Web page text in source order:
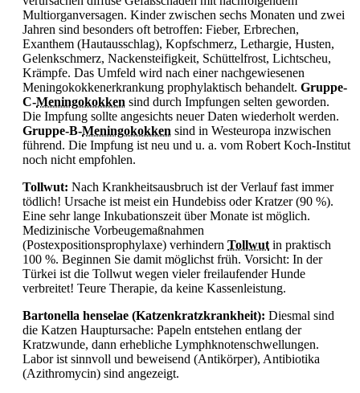
Multiorganversagen. Kinder zwischen sechs Monaten und zwei
Jahren sind besonders oft betroffen: Fieber, Erbrechen,
Exanthem (Hautausschlag), Kopfschmerz, Lethargie, Husten,
Gelenkschmerz, Nackensteifigkeit, Schüttelfrost, Lichtscheu,
Krämpfe. Das Umfeld wird nach einer nachgewiesenen
Meningokokkenerkrankung prophylaktisch behandelt. Gruppe-
C-Meningokokken sind durch Impfungen selten geworden.
Die Impfung sollte angesichts neuer Daten wiederholt werden.
Gruppe-B-Meningokokken sind in Westeuropa inzwischen
führend. Die Impfung ist neu und u. a. vom Robert Koch-Institut
noch nicht empfohlen.
Tollwut: Nach Krankheitsausbruch ist der Verlauf fast immer
tödlich! Ursache ist meist ein Hundebiss oder Kratzer (90 %).
Eine sehr lange Inkubationszeit über Monate ist möglich.
Medizinische Vorbeugemaßnahmen
(Postexpositionsprophylaxe) verhindern Tollwut in praktisch
100 %. Beginnen Sie damit möglichst früh. Vorsicht: In der
Türkei ist die Tollwut wegen vieler freilaufender Hunde
verbreitet! Teure Therapie, da keine Kassenleistung.
Bartonella henselae (Katzenkratzkrankheit): Diesmal sind
die Katzen Hauptursache: Papeln entstehen entlang der
Kratzwunde, dann erhebliche Lymphknotenschwellungen.
Labor ist sinnvoll und beweisend (Antikörper), Antibiotika
(Azithromycin) sind angezeigt.